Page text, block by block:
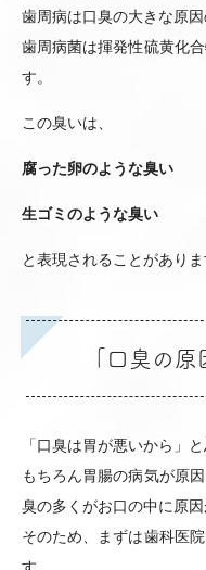
歯周病は口臭の大きな原因
歯周病菌は揮発性硫黄化
す。
この臭いは、
腐った卵のような臭い
生ゴミのような臭い
と表現されることがありま
「口臭の
「口臭は胃が悪いから」
もちろん胃腸の病気が原
臭の多くがお口の中に原
そのため、まずは歯科医
す。